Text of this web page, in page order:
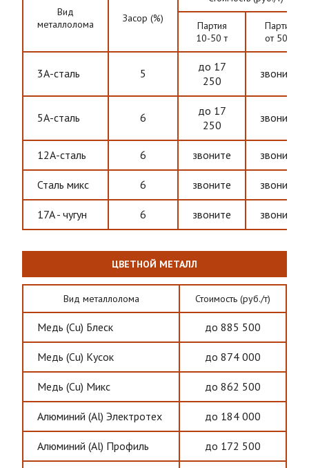
Вид
металлолома
Засор (%)
Партия
10-50 т
Партия
от 50 т
3А-сталь 5
до 17
250
звоните
5А-сталь 6
до 17
250
звоните
12А-сталь 6 звоните звоните
Сталь микс 6 звоните звоните
17A - чугун 6 звоните звоните
ЦВЕТНОЙ МЕТАЛЛ
Вид металлолома Стоимость (руб./т)
Медь (Cu) Блеск до 885 500
Медь (Cu) Кусок до 874 000
Медь (Cu) Микс до 862 500
Алюминий (Al) Электротех до 184 000
Алюминий (Al) Профиль до 172 500